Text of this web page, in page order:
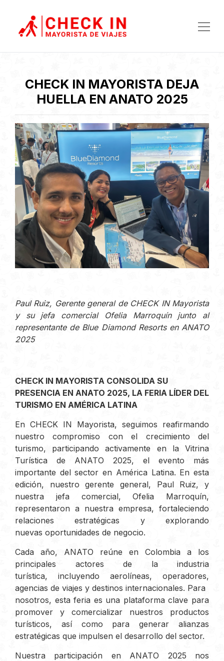
CHECK IN MAYORISTA DEJA
HUELLA EN ANATO 2025
Paul Ruiz, Gerente general de CHECK IN Mayorista
y su jefa comercial Ofelia Marroquín junto al
representante de Blue Diamond Resorts en ANATO
2025
CHECK IN MAYORISTA CONSOLIDA SU
PRESENCIA EN ANATO 2025, LA FERIA LÍDER DEL
TURISMO EN AMÉRICA LATINA
En CHECK IN Mayorista, seguimos reafirmando
nuestro compromiso con el crecimiento del
turismo, participando activamente en la Vitrina
Turística de ANATO 2025, el evento más
importante del sector en América Latina. En esta
edición, nuestro gerente general, Paul Ruiz, y
nuestra jefa comercial, Ofelia Marroquín,
representaron a nuestra empresa, fortaleciendo
relaciones estratégicas y explorando
nuevas oportunidades de negocio.
Cada año, ANATO reúne en Colombia a los
principales actores de la industria
turística, incluyendo aerolíneas, operadores,
agencias de viajes y destinos internacionales. Para
nosotros, esta feria es una plataforma clave para
promover y comercializar nuestros productos
turísticos, así como para generar alianzas
estratégicas que impulsen el desarrollo del sector.
Nuestra participación en ANATO 2025 nos